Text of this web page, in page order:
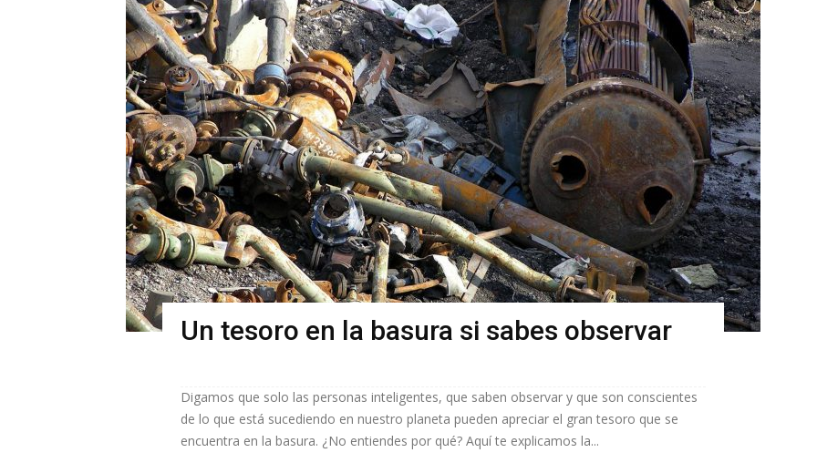
Un tesoro en la basura si sabes observar
Digamos que solo las personas inteligentes, que saben observar y que son conscientes
de lo que está sucediendo en nuestro planeta pueden apreciar el gran tesoro que se
encuentra en la basura. ¿No entiendes por qué? Aquí te explicamos la...